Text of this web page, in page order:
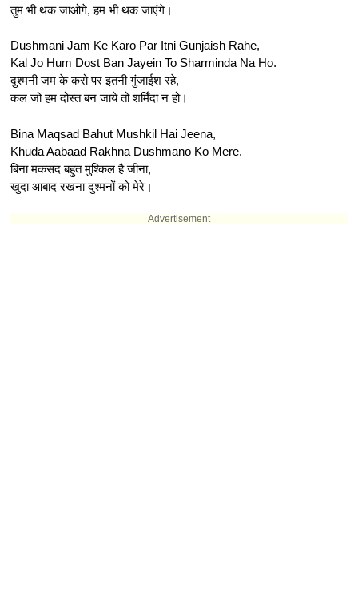
तुम भी थक जाओगे, हम भी थक जाएंगे।
Dushmani Jam Ke Karo Par Itni Gunjaish Rahe,
Kal Jo Hum Dost Ban Jayein To Sharminda Na Ho.
दुश्मनी जम के करो पर इतनी गुंजाईश रहे,
कल जो हम दोस्त बन जाये तो शर्मिंदा न हो।
Bina Maqsad Bahut Mushkil Hai Jeena,
Khuda Aabaad Rakhna Dushmano Ko Mere.
बिना मकसद बहुत मुश्किल है जीना​,
खुदा आबाद रखना दुश्मनों को​ मेरे।​
Advertisement